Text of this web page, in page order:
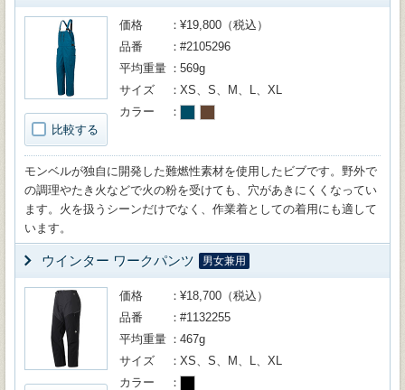
比較する
価格
¥19,800（税込）
品番
#2105296
平均重量
569g
サイズ
XS、S、M、L、XL
カラー
モンベルが独自に開発した難燃性素材を使用したビブです。野外で
の調理やたき火などで火の粉を受けても、穴があきにくくなってい
ます。火を扱うシーンだけでなく、作業着としての着用にも適して
います。
ウインター ワークパンツ 男女兼用
価格
¥18,700（税込）
品番
#1132255
平均重量
467g
サイズ
XS、S、M、L、XL
カラー